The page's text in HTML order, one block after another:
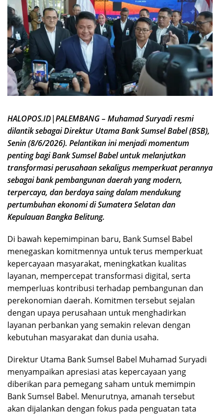
HALOPOS.ID|PALEMBANG – Muhamad Suryadi resmi
dilantik sebagai Direktur Utama Bank Sumsel Babel (BSB),
Senin (8/6/2026). Pelantikan ini menjadi momentum
penting bagi Bank Sumsel Babel untuk melanjutkan
transformasi perusahaan sekaligus memperkuat perannya
sebagai bank pembangunan daerah yang modern,
terpercaya, dan berdaya saing dalam mendukung
pertumbuhan ekonomi di Sumatera Selatan dan
Kepulauan Bangka Belitung.
Di bawah kepemimpinan baru, Bank Sumsel Babel
menegaskan komitmennya untuk terus memperkuat
kepercayaan masyarakat, meningkatkan kualitas
layanan, mempercepat transformasi digital, serta
memperluas kontribusi terhadap pembangunan dan
perekonomian daerah. Komitmen tersebut sejalan
dengan upaya perusahaan untuk menghadirkan
layanan perbankan yang semakin relevan dengan
kebutuhan masyarakat dan dunia usaha.
Direktur Utama Bank Sumsel Babel Muhamad Suryadi
menyampaikan apresiasi atas kepercayaan yang
diberikan para pemegang saham untuk memimpin
Bank Sumsel Babel. Menurutnya, amanah tersebut
akan dijalankan dengan fokus pada penguatan tata